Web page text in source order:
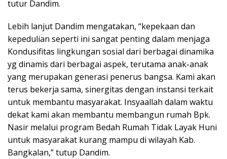
tutur Dandim.
Lebih lanjut Dandim mengatakan, “kepekaan dan
kepedulian seperti ini sangat penting dalam menjaga
Kondusifitas lingkungan sosial dari berbagai dinamika
yg dinamis dari berbagai aspek, terutama anak-anak
yang merupakan generasi penerus bangsa. Kami akan
terus bekerja sama, sinergitas dengan instansi terkait
untuk membantu masyarakat. Insyaallah dalam waktu
dekat kami akan membantu membangun rumah Bpk.
Nasir melalui program Bedah Rumah Tidak Layak Huni
untuk masyarakat kurang mampu di wilayah Kab.
Bangkalan,” tutup Dandim.